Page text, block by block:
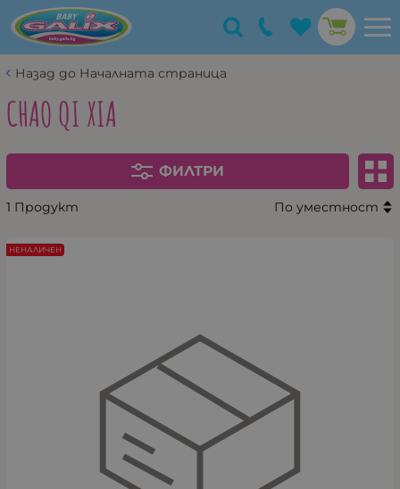
Назад до Началната страница
CHAO QI XIA
ФИЛТРИ
1 Продукт По уместност
НЕНАЛИЧЕН